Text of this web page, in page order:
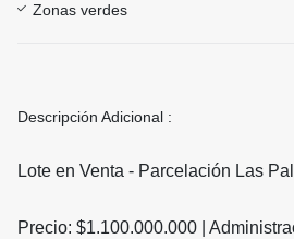
Zonas verdes
Descripción Adicional :
Lote en Venta - Parcelación Las
Precio: $1.100.000.000 |